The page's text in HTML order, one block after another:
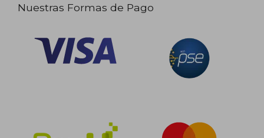
Nuestras Formas de Pago